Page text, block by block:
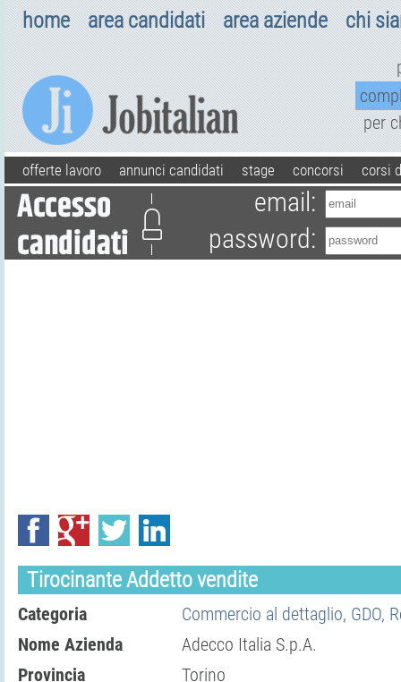
home area candidati area aziende chi
per
offerte lavoro annunci candidati stage concorsi corsi
email:
password:
Tirocinante Addetto vendite
Categoria
Commercio al dettaglio, GDO,
Nome Azienda
Adecco Italia S.p.A.
Provincia
Torino